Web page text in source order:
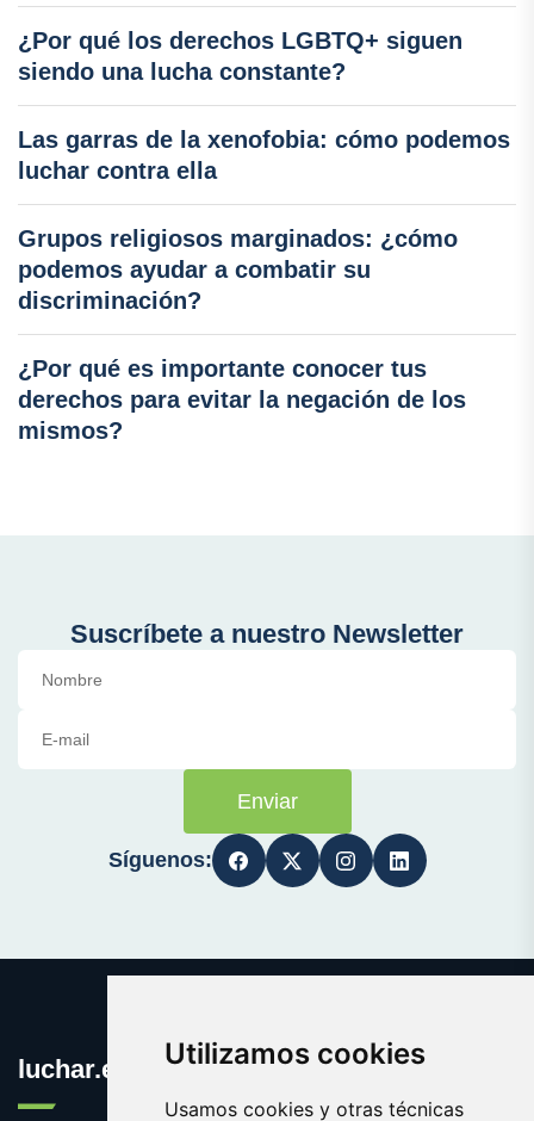
Utilizamos cookies
Usamos cookies y otras técnicas
¿Por qué los derechos LGBTQ+ siguen
siendo una lucha constante?
Las garras de la xenofobia: cómo podemos
luchar contra ella
Grupos religiosos marginados: ¿cómo
podemos ayudar a combatir su
discriminación?
¿Por qué es importante conocer tus
derechos para evitar la negación de los
mismos?
Suscríbete a nuestro Newsletter
Enviar
Síguenos:
luchar.es